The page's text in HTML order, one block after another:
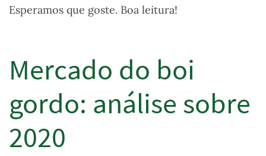
Esperamos que goste. Boa leitura!
Mercado do boi
gordo: análise sobre
2020